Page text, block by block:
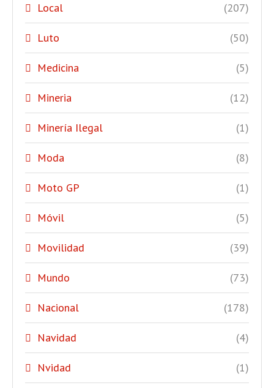
Local (207)
Luto (50)
Medicina (5)
Mineria (12)
Minería Ilegal (1)
Moda (8)
Moto GP (1)
Móvil (5)
Movilidad (39)
Mundo (73)
Nacional (178)
Navidad (4)
Nvidad (1)